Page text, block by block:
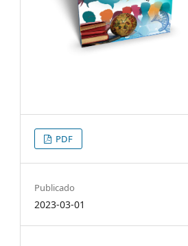
PDF
Publicado
2023-03-01